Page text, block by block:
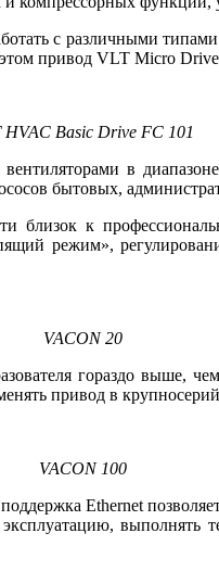
с различными
привод VLT Micro
HVAC Basic Drive FC 101
в
бытовых,
близок к
режим»,
VACON 20
гораздо выше,
привод в
VACON 100
Ethernet
выполнять